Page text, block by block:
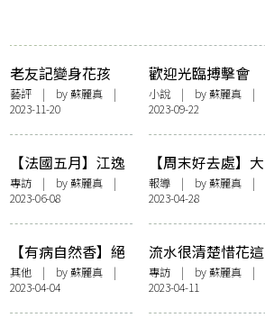
老友記變身花孩
子 放肆玩樂跳出
彩虹：記十八有藝
「身體年輪」
《一、二…二個
半》
藝評 | by蘇麗真 |
2023-11-20
歡迎光臨搏擊會
小說| by蘇麗真|
2023-09-22
【法國五月】江逸
天✕林嘉欣✕王榮
祿✕譚之卓《His
Temple》：月光
淨化人心，迷霧裡
靜候覺醒時刻
專訪 | by蘇麗真 |
2023-06-08
【周末好去處】大
館「BOOKED：香
港藝術書展」 行
為藝術、現場實驗
音樂表演創新猷
報導| by蘇麗真|
2023-04-28
【有病自然香】絕
處逢生的大腸癌：
高行健、張曉風、
楊德昌
其他 | by蘇麗真 |
2023-04-04
流水很清楚惜花這
個責任：訪《流水
落花》導演賈勝楓
專訪| by蘇麗真|
2023-04-11